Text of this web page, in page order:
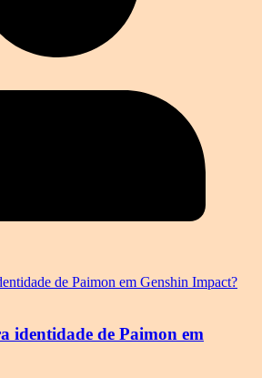
identidade de Paimon em